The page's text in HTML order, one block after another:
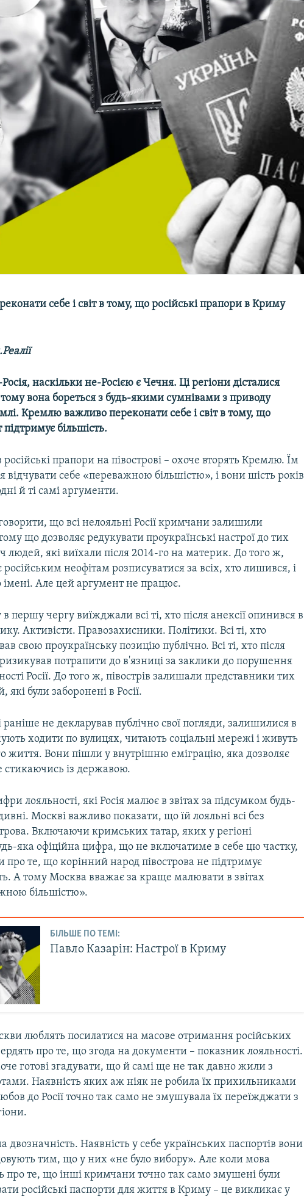
себе і світ в тому, що російські прапори в Криму
наскільки не-Росією є Чечня. Ці регіони дісталися
вона бореться з будь-якими сумнівами з приводу
Кремлю важливо переконати себе і світ в тому, що
підтримує більшість.
російські прапори на півострові –​ охоче вторять Кремлю. Їм
відчувати себе «переважною більшістю», і вони шість років
й ті самі аргументи.
що всі нелояльні Росії кримчани залишили
що дозволяє редукувати проукраїнські настрої до тих
людей, які виїхали після 2014-го на материк. До того ж,
російським неофітам розписуватися за всіх, хто лишився, і
імені. Але цей аргумент не працює.
першу чергу виїжджали всі ті, хто після анексії опинився в
Активісти. Правозахисники. Політики. Всі ті, хто
свою проукраїнську позицію публічно. Всі ті, хто після
потрапити до в'язниці за заклики до порушення
Росії. До того ж, півострів залишали представники тих
які були заборонені в Росії.
раніше не декларував публічно свої погляди, залишилися в
ходити по вулицях, читають соціальні мережі і живуть
життя. Вони пішли у внутрішню еміграцію, яка дозволяє
стикаючись із державою.
лояльності, які Росія малює в звітах за підсумком будь-
Москві важливо показати, що їй лояльні всі без
Включаючи кримських татар, яких у регіоні
яка офіційна цифра, що не включатиме в себе цю частку,
про те, що корінний народ півострова не підтримує
А тому Москва вважає за краще малювати в звітах
більшістю».
БІЛЬШЕ ПО ТЕМІ:
Павло Казарін: Настрої в Криму
люблять посилатися на масове отримання російських
про те, що згода на документи –​ показник лояльності.
готові згадувати, що й самі ще не так давно жили з
Наявність яких аж ніяк не робила їх прихильниками
до Росії точно так само не змушувала їх переїжджати з
двозначність. Наявність у себе українських паспортів вони
тим, що у них «не було вибору». Але коли мова
про те, що інші кримчани точно так само змушені були
російські паспорти для життя в Криму –​ це викликає у